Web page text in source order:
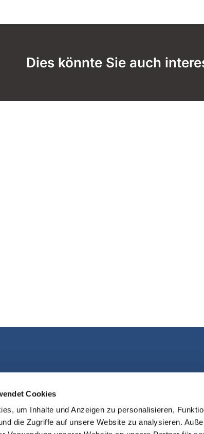
Cookies
um Inhalte und Anzeigen zu personalisieren,
die Zugriffe auf unsere Website zu analysieren.
Dies könnte Sie auch